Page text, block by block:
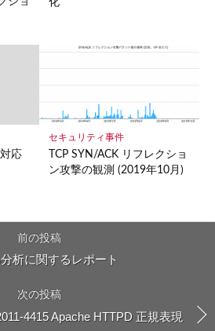
応
セキュリティ事件
TCP SYN/ACK リフレクショ
ン攻撃の観測 (2019年10月)
前の投稿
析に関するレポート
次の投稿
4415 Apache HTTPD 正規表現